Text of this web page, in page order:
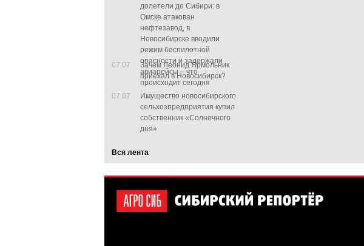
долетели до Сибири: в
Омске атакован
нефтезавод, в
Новосибирске вводили
режим беспилотной
опасности и задержали
авиарейсы – что
происходит сегодня
07.07
Зачем Леонид Ярмольник
приехал в Новосибирск?
07.07
Имущество новосибирского
сельхозпредприятия купил
собственник «Солнечного
дня»
Вся лента